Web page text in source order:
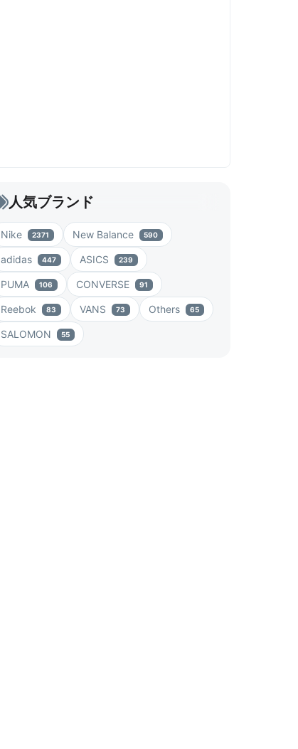
人気ブランド
Nike 2371 New Balance 590
adidas 447 ASICS 239
PUMA 106 CONVERSE 91
Reebok 83 VANS 73 Others 65
SALOMON 55